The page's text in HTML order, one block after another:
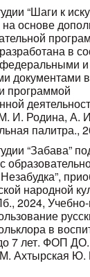
“Шаги к
основе
в
и
документами
программой
И. Родина, А.
палитра.,
“Забава”
народной
2024, Учебно-
в
7 лет. ФОП
Ахтырская